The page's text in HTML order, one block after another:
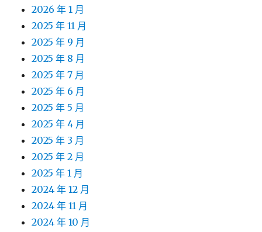
2026 年 1 月
2025 年 11 月
2025 年 9 月
2025 年 8 月
2025 年 7 月
2025 年 6 月
2025 年 5 月
2025 年 4 月
2025 年 3 月
2025 年 2 月
2025 年 1 月
2024 年 12 月
2024 年 11 月
2024 年 10 月